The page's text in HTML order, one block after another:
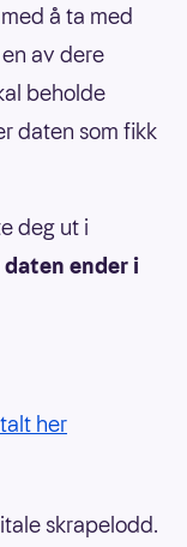
å ta med
av dere
beholde
daten som fikk
deg ut i
ender i
her
skrapelodd.